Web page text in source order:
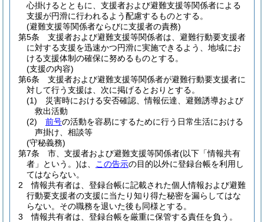
心掛けるとともに、支援者および避難支援等関係者による
支援が円滑に行われるよう配慮するものとする。
(避難支援等関係者ならびに支援者の責務)
第5条
支援者および避難支援等関係者は、避難行動要支援者
に対する支援を迅速かつ円滑に実施できるよう、地域にお
ける支援体制の確保に努めるものとする。
(支援の内容)
第6条
支援者および避難支援等関係者が避難行動要支援者に
対して行う支援は、次に掲げるとおりとする。
(1)
災害時における安否確認、情報伝達、避難誘導および
救出活動
(2)
前号の活動を容易にするために行う日常生活における
声掛け、相談等
(守秘義務)
第7条
市、支援者および避難支援等関係者(以下「情報共有
者」という。)は、 この告示の目的以外に登録台帳を利用し
てはならない。
2
情報共有者は、登録台帳に記載された個人情報および避難
行動要支援者の支援に当たり知り得た秘密を漏らしてはな
らない。 その職務を退いた後も同様とする。
3
情報共有者は、登録台帳を厳重に保管する責任を負う。